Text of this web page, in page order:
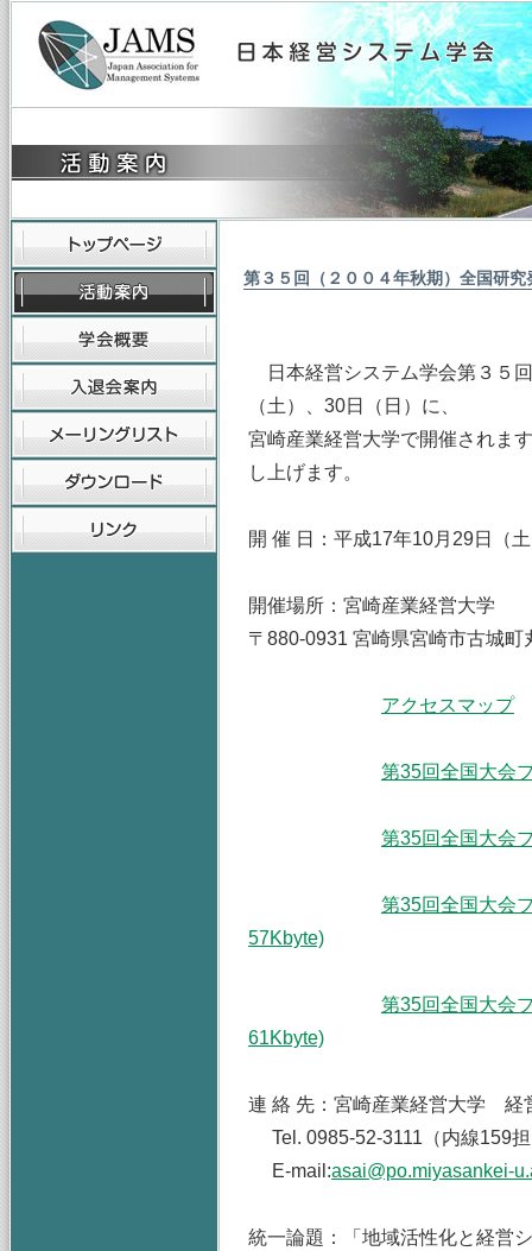
第３５回（２００４年秋期）全国研究
日本経営システム学会第３５
（土）、30日（日）に、
宮崎産業経営大学で開催されま
し上げます。
開 催 日：平成17年10月29日（
開催場所：宮崎産業経営大学
〒880-0931 宮崎県宮崎市古城町
アクセスマップ
第35回全国大会
第35回全国大会
第35回全国大会
57Kbyte)
第35回全国大会
61Kbyte)
連 絡 先：宮崎産業経営大学
Tel. 0985-52-3111（内線159
E-mail:asai@po.miyasankei-
統一論題：「地域活性化と経営